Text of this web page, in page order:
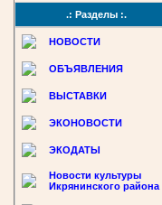
.: Разделы :.
НОВОСТИ
ОБЪЯВЛЕНИЯ
ВЫСТАВКИ
ЭКОНОВОСТИ
ЭКОДАТЫ
Новости культуры
Икрянинского района